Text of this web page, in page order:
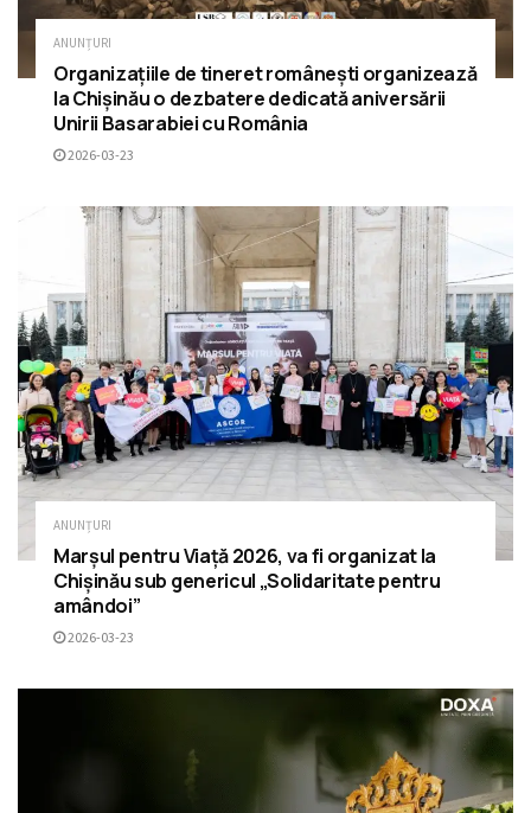
ANUNȚURI
Organizațiile de tineret românești organizează
la Chișinău o dezbatere dedicată aniversării
Unirii Basarabiei cu România
2026-03-23
ANUNȚURI
Marșul pentru Viață 2026, va fi organizat la
Chișinău sub genericul „Solidaritate pentru
amândoi”
2026-03-23